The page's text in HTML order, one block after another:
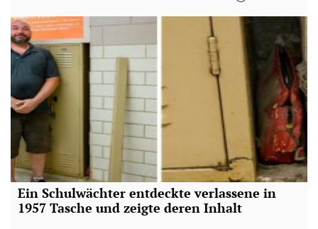
Ein Schulwächter entdeckte verlassene in
1957 Tasche und zeigte deren Inhalt